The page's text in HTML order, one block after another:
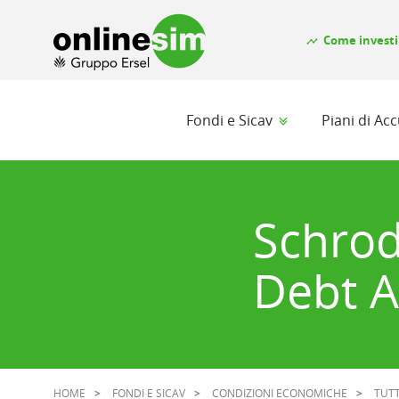
timeline Come
Fondi e Sicav Piani di
Debt
HOME FONDI E SICAV CONDIZIONI ECONOMICHE